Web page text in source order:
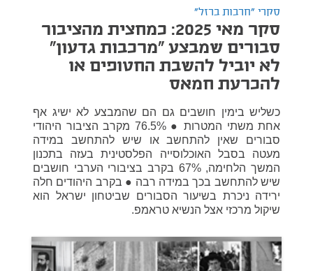
סקרי "חרבות ברזל"
סקר מאי 2025: כמחצית מהציבור
סבורים שמבצע "מרכבות גדעון"
לא יוביל להשבת החטופים או
להכרעת חמאס
כשליש בימין חושבים גם הם שהמבצע לא ישיג אף
אחת משתי המטרות ● 76.5% מקרב הציבור היהודי
סבורים שאין להתחשב או שיש להתחשב במידה
מעטה בסבל האוכלוסייה הפלסטינית בעזה בתכנון
המשך הלחימה, 67% בקרב בציבורי הערבי חושבים
שיש להתחשב בכך במידה רבה ● בקרב היהודים חלה
ירידה ניכרת בשיעור הסבורים שביטחון ישראל הוא
שיקול מרכזי אצל הנשיא טראמפ.